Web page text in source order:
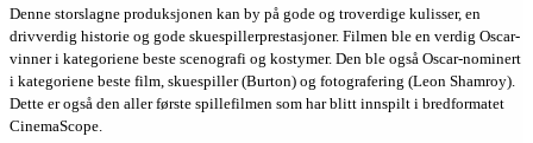
Denne storslagne produksjonen kan by på gode og troverdige kulisser, en
drivverdig historie og gode skuespillerprestasjoner. Filmen ble en verdig Oscar-
vinner i kategoriene beste scenografi og kostymer. Den ble også Oscar-nominert
i kategoriene beste film, skuespiller (Burton) og fotografering (Leon Shamroy).
Dette er også den aller første spillefilmen som har blitt innspilt i bredformatet
CinemaScope.